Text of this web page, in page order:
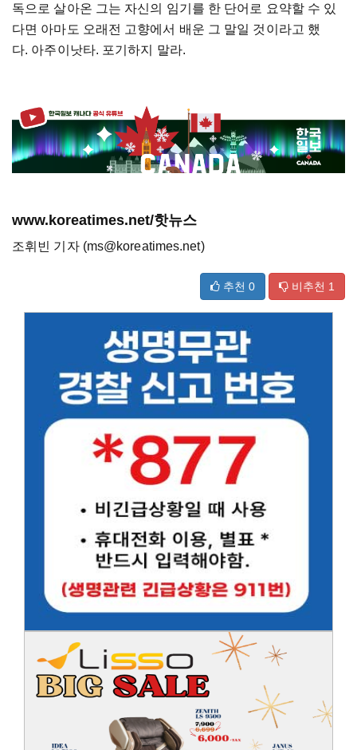
독으로 살아온 그는 자신의 임기를 한 단어로 요약할 수 있
다면 아마도 오래전 고향에서 배운 그 말일 것이라고 했
다. 아주이낫타. 포기하지 말라.
www.koreatimes.net/핫뉴스
조휘빈 기자 (ms@koreatimes.net)
추천 0 비추천 1